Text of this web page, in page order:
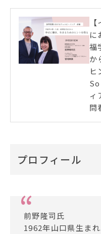
に
福
か
ヒ
ィ
問
プロフィール
前野隆司氏
1962年山口県生ま